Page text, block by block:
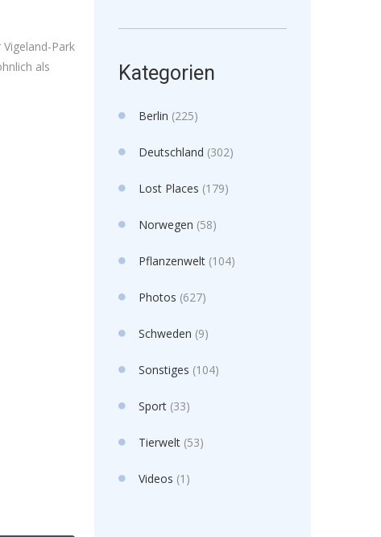
Park
als
Kategorien
Berlin (225)
Deutschland (302)
Lost Places (179)
Norwegen (58)
Pflanzenwelt(104)
Photos (627)
Schweden (9)
Sonstiges (104)
Sport(33)
Tierwelt(53)
Videos (1)